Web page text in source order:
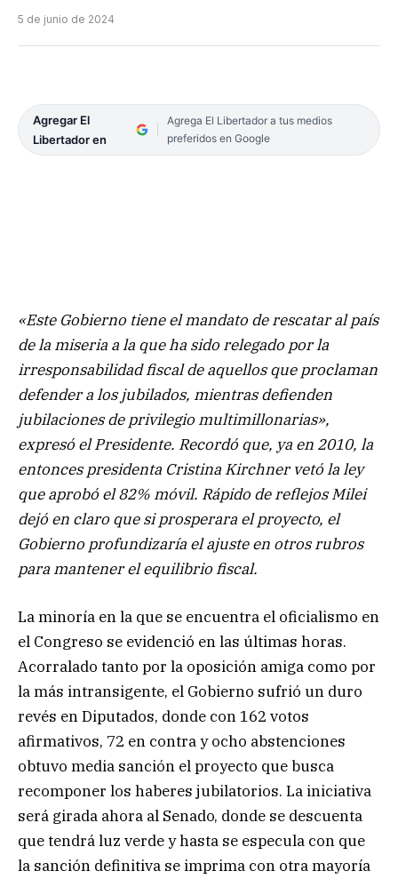
5 de junio de 2024
Agregar El
Libertador en
Agrega El Libertador a tus medios
preferidos en Google
«Este Gobierno tiene el mandato de rescatar al país
de la miseria a la que ha sido relegado por la
irresponsabilidad fiscal de aquellos que proclaman
defender a los jubilados, mientras defienden
jubilaciones de privilegio multimillonarias»,
expresó el Presidente. Recordó que, ya en 2010, la
entonces presidenta Cristina Kirchner vetó la ley
que aprobó el 82% móvil. Rápido de reflejos Milei
dejó en claro que si prosperara el proyecto, el
Gobierno profundizaría el ajuste en otros rubros
para mantener el equilibrio fiscal.
La minoría en la que se encuentra el oficialismo en
el Congreso se evidenció en las últimas horas.
Acorralado tanto por la oposición amiga como por
la más intransigente, el Gobierno sufrió un duro
revés en Diputados, donde con 162 votos
afirmativos, 72 en contra y ocho abstenciones
obtuvo media sanción el proyecto que busca
recomponer los haberes jubilatorios. La iniciativa
será girada ahora al Senado, donde se descuenta
que tendrá luz verde y hasta se especula con que
la sanción definitiva se imprima con otra mayoría